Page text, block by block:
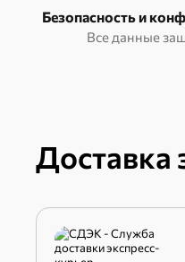
Безопасность и
Все данные
Доставка